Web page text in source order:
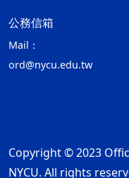
公務信箱
Mail：
ord@nycu.edu.tw
Copyright © 2023
NYCU. All rights